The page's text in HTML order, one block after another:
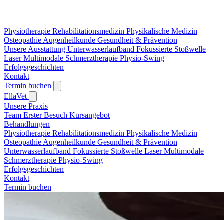
Physiotherapie Rehabilitationsmedizin Physikalische Medizin
Osteopathie Augenheilkunde Gesundheit & Prävention
Unsere Ausstattung Unterwasserlaufband Fokussierte Stoßwelle
LaserMultimodale Schmerztherapie Physio-Swing
Erfolgsgeschichten
Kontakt
Termin buchen
EllaVet
Unsere Praxis
Team Erster Besuch Kursangebot
Behandlungen
Physiotherapie Rehabilitationsmedizin Physikalische Medizin
Osteopathie Augenheilkunde Gesundheit & Prävention
Unterwasserlaufband Fokussierte Stoßwelle LaserMultimodale
Schmerztherapie Physio-Swing
Erfolgsgeschichten
Kontakt
Termin buchen